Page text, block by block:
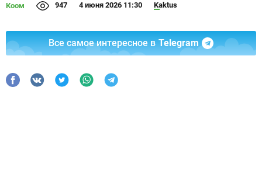
Коом 947 4 июня 2026 11:30 Kaktus
Все самое интересное в Telegram